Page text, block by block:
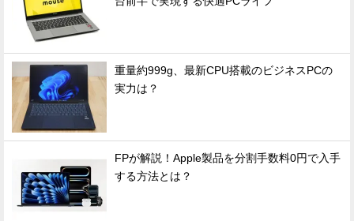
重量約999g、最新CPU搭載のビジネスPCの
実力は？
FPが解説！Apple製品を分割手数料0円で入手
する方法とは？